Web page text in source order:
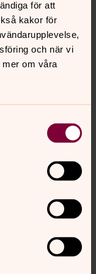
för att
kakor för
och när vi
mer om våra
kakor
kakor